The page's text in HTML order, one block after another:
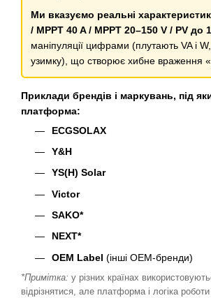
Ми вказуємо реальні
/ MPPT 40 A / MPPT 20–150 V / PV до
маніпуляції цифрами (плутають VA і
узимку), що створює хибне враження
Приклади брендів і маркувань, під
платформа:
ECGSOLAX
Y&H
YS(H) Solar
Victor
SAKO*
NEXT*
OEM Label (інші OEM-бренди)
*Примітка: у різних країнах
відрізнятися, але платформа і логіка